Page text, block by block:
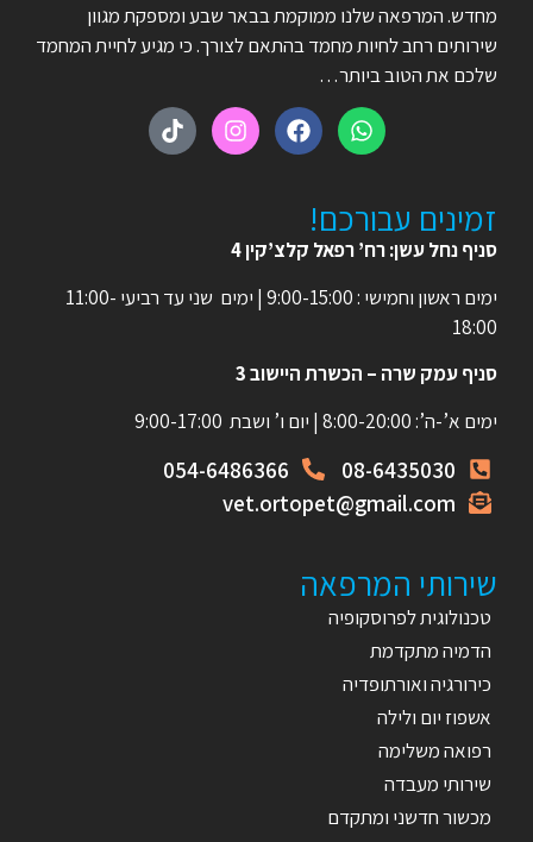
מחדש. המרפאה שלנו ממוקמת בבאר שבע ומספקת מגוון
שירותים רחב לחיות מחמד בהתאם לצורך. כי מגיע לחיית המחמד
שלכם את הטוב ביותר…
זמינים עבורכם!
סניף נחל עשן: רח’ רפאל קלצ’קין 4
ימים ראשון וחמישי : 9:00-15:00 | ימים שני עד רביעי 11:00-
18:00
סניף עמק שרה – הכשרת היישוב 3
ימים א’-ה’: 8:00-20:00 | יום ו’ ושבת 9:00-17:00
08-6435030
054-6486366
vet.ortopet@gmail.com
שירותי המרפאה
טכנולוגית לפרוסקופיה
הדמיה מתקדמת
כירורגיה ואורתופדיה
אשפוז יום ולילה
רפואה משלימה
שירותי מעבדה
מכשור חדשני ומתקדם